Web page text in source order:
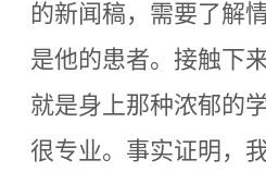
的新闻稿，需要了解
是他的患者。接触下
就是身上那种浓郁的
很专业。事实证明，